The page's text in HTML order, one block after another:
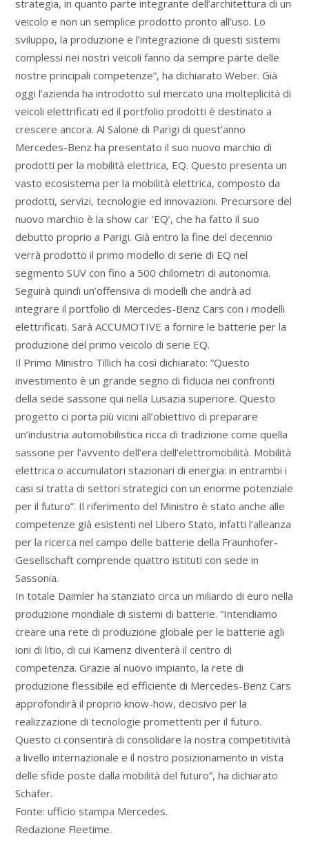
strategia, in quanto parte integrante dell’architettura di un
veicolo e non un semplice prodotto pronto all’uso. Lo
sviluppo, la produzione e l’integrazione di questi sistemi
complessi nei nostri veicoli fanno da sempre parte delle
nostre principali competenze”, ha dichiarato Weber. Già
oggi l’azienda ha introdotto sul mercato una molteplicità di
veicoli elettrificati ed il portfolio prodotti è destinato a
crescere ancora. Al Salone di Parigi di quest’anno
Mercedes-Benz ha presentato il suo nuovo marchio di
prodotti per la mobilità elettrica, EQ. Questo presenta un
vasto ecosistema per la mobilità elettrica, composto da
prodotti, servizi, tecnologie ed innovazioni. Precursore del
nuovo marchio è la show car ‘EQ’, che ha fatto il suo
debutto proprio a Parigi. Già entro la fine del decennio
verrà prodotto il primo modello di serie di EQ nel
segmento SUV con fino a 500 chilometri di autonomia.
Seguirà quindi un’offensiva di modelli che andrà ad
integrare il portfolio di Mercedes-Benz Cars con i modelli
elettrificati. Sarà ACCUMOTIVE a fornire le batterie per la
produzione del primo veicolo di serie EQ.
Il Primo Ministro Tillich ha così dichiarato: “Questo
investimento è un grande segno di fiducia nei confronti
della sede sassone qui nella Lusazia superiore. Questo
progetto ci porta più vicini all’obiettivo di preparare
un’industria automobilistica ricca di tradizione come quella
sassone per l’avvento dell’era dell’elettromobilità. Mobilità
elettrica o accumulatori stazionari di energia: in entrambi i
casi si tratta di settori strategici con un enorme potenziale
per il futuro”. Il riferimento del Ministro è stato anche alle
competenze già esistenti nel Libero Stato, infatti l’alleanza
per la ricerca nel campo delle batterie della Fraunhofer-
Gesellschaft comprende quattro istituti con sede in
Sassonia.
In totale Daimler ha stanziato circa un miliardo di euro nella
produzione mondiale di sistemi di batterie. “Intendiamo
creare una rete di produzione globale per le batterie agli
ioni di litio, di cui Kamenz diventerà il centro di
competenza. Grazie al nuovo impianto, la rete di
produzione flessibile ed efficiente di Mercedes-Benz Cars
approfondirà il proprio know-how, decisivo per la
realizzazione di tecnologie promettenti per il futuro.
Questo ci consentirà di consolidare la nostra competitività
a livello internazionale e il nostro posizionamento in vista
delle sfide poste dalla mobilità del futuro”, ha dichiarato
Schäfer.
Fonte: ufficio stampa Mercedes.
Redazione Fleetime.